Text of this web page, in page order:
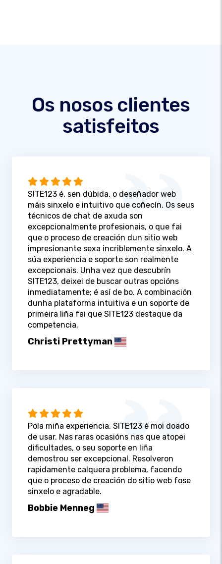
Os nosos clientes
satisfeitos
SITE123 é, sen dúbida, o deseñador web
máis sinxelo e intuitivo que coñecín. Os seus
técnicos de chat de axuda son
excepcionalmente profesionais, o que fai
que o proceso de creación dun sitio web
impresionante sexa incriblemente sinxelo. A
súa experiencia e soporte son realmente
excepcionais. Unha vez que descubrín
SITE123, deixei de buscar outras opcións
inmediatamente; é así de bo. A combinación
dunha plataforma intuitiva e un soporte de
primeira liña fai que SITE123 destaque da
competencia.
Christi Prettyman
Pola miña experiencia, SITE123 é moi doado
de usar. Nas raras ocasións nas que atopei
dificultades, o seu soporte en liña
demostrou ser excepcional. Resolveron
rapidamente calquera problema, facendo
que o proceso de creación do sitio web fose
sinxelo e agradable.
Bobbie Menneg